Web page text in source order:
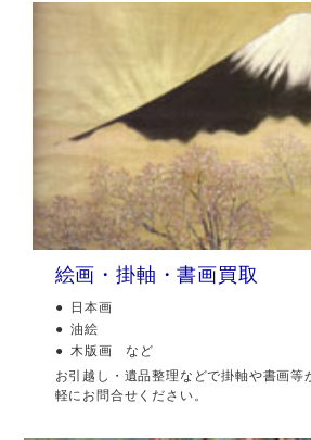
絵画・掛軸・書画買取
日本画
油絵
木版画 など
お引越し・遺品整理などで掛軸や書画等
軽にお問合せください。